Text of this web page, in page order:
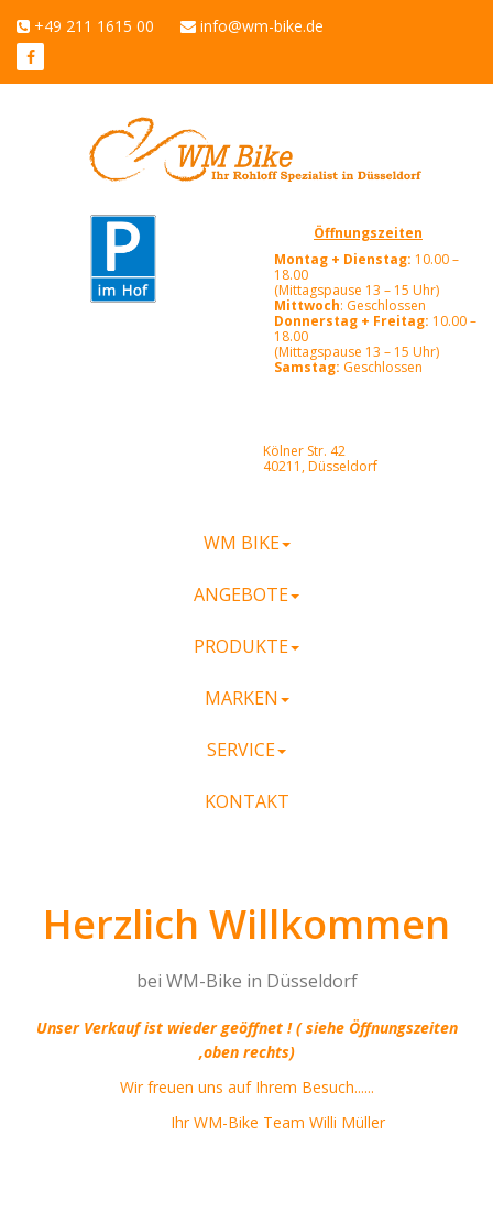
+49 211 1615 00 info@wm-bike.de
Öffnungszeiten
Montag + Dienstag: 10.00 –
18.00
(Mittagspause 13 – 15 Uhr)
Mittwoch: Geschlossen
Donnerstag + Freitag: 10.00 –
18.00
(Mittagspause 13 – 15 Uhr)
Samstag: Geschlossen
Kölner Str. 42
40211, Düsseldorf
WM BIKE
ANGEBOTE
PRODUKTE
MARKEN
SERVICE
KONTAKT
Herzlich Willkommen
bei WM-Bike in Düsseldorf
Unser Verkauf ist wieder geöffnet ! ( siehe Öffnungszeiten
,oben rechts)
Wir freuen uns auf Ihrem Besuch......
Ihr WM-Bike Team Willi Müller